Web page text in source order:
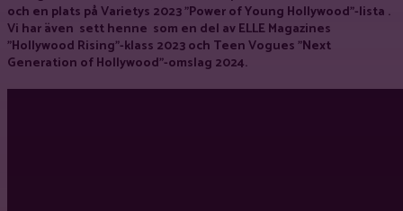
och en plats på Varietys 2023 ”Power of Young Hollywood”-lista .
Vi har även sett henne som en del av ELLE Magazines
”Hollywood Rising”-klass 2023 och Teen Vogues ”Next
Generation of Hollywood”-omslag 2024.